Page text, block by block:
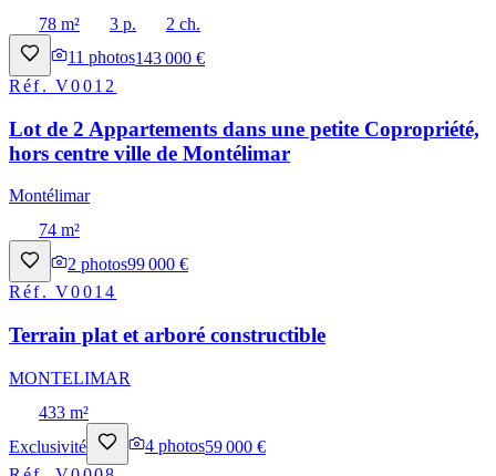
78 m²
3 p.
2 ch.
11 photos143 000 €
Réf.V0012
Lot de 2 Appartements dans une petite Copropriété,
hors centre ville de Montélimar
Montélimar
74 m²
2 photos99 000 €
Réf.V0014
Terrain plat et arboré constructible
MONTELIMAR
433 m²
Exclusivité
4 photos59 000 €